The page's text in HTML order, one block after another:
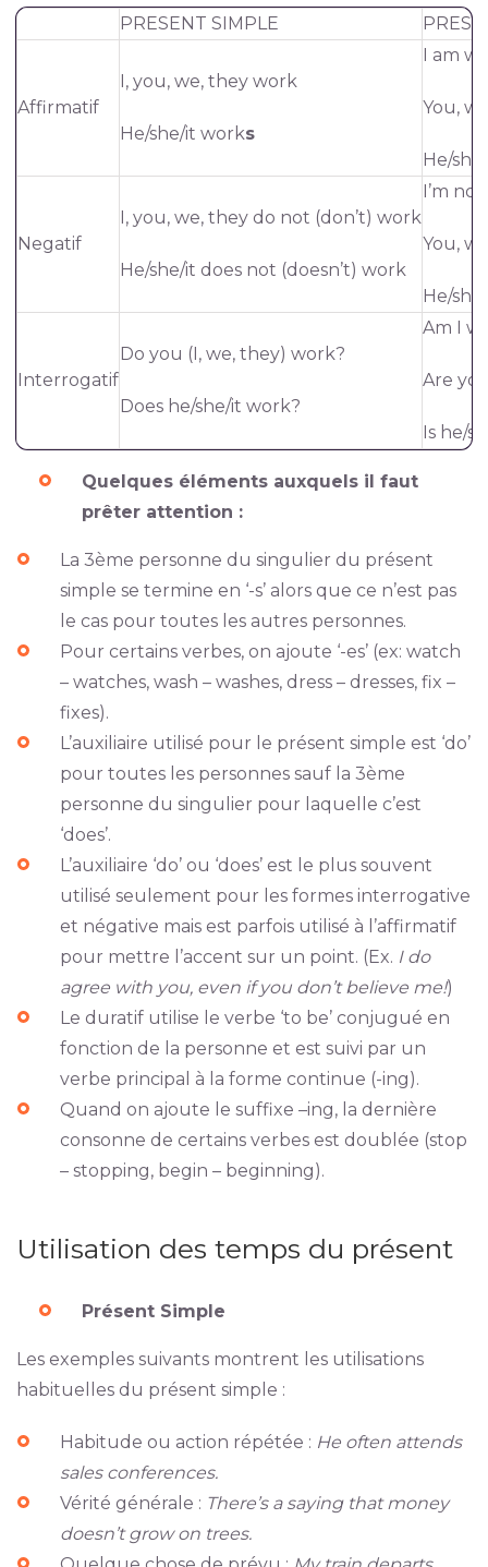
PRESENT SIMPLE
Affirmatif
I, you, we, they work
He/she/it works
I am
You,
He/
Negatif
I, you, we, they do not (don’t) work
He/she/it does not (doesn’t) work
I’m
You,
He/
Interrogatif
Do you (I, we, they) work?
Does he/she/it work?
Am I
Are
Is he/
Quelques éléments auxquels il faut
prêter attention :
La 3ème personne du singulier du présent
simple se termine en ‘-s’ alors que ce n’est pas
le cas pour toutes les autres personnes.
Pour certains verbes, on ajoute ‘-es’ (ex: watch
– watches, wash – washes, dress – dresses, fix –
fixes).
L’auxiliaire utilisé pour le présent simple est ‘do’
pour toutes les personnes sauf la 3ème
personne du singulier pour laquelle c’est
‘does’.
L’auxiliaire ‘do’ ou ‘does’ est le plus souvent
utilisé seulement pour les formes interrogative
et négative mais est parfois utilisé à l’affirmatif
pour mettre l’accent sur un point. (Ex. I do
agree with you, even if you don’t believe me!)
Le duratif utilise le verbe ‘to be’ conjugué en
fonction de la personne et est suivi par un
verbe principal à la forme continue (-ing).
Quand on ajoute le suffixe –ing, la dernière
consonne de certains verbes est doublée (stop
– stopping, begin – beginning).
Utilisation des temps du présent
Présent Simple
Les exemples suivants montrent les utilisations
habituelles du présent simple :
Habitude ou action répétée : He often attends
sales conferences.
Vérité générale : There’s a saying that money
doesn’t grow on trees.